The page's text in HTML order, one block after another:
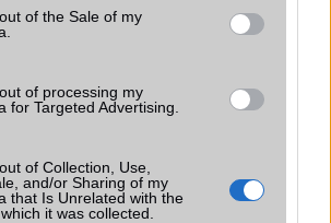
of the Sale of my
of processing my
for Targeted Advertising.
of Collection, Use,
and/or Sharing of my
that Is Unrelated with the
it was collected.
rejtett Samsung funkció teljesen
a mobilhasználatot –
| Android Central
egyik leghasznosabb funkció, amely
telefonokból továbbra is hiányzik.